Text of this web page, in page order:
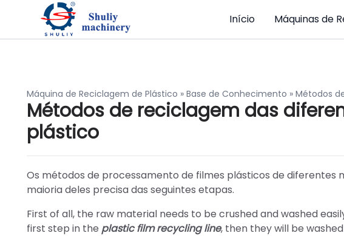
Início Máquinas de
Máquina de Reciclagem de Plástico » Base de Conhecimento » Métodos
Métodos de reciclagem das
plástico
Os métodos de processamento de filmes plásticos de diferentes
maioria deles precisa das seguintes etapas.
First of all, the raw material needs to be crushed and washed
first step in the plastic film recycling line, then they will be